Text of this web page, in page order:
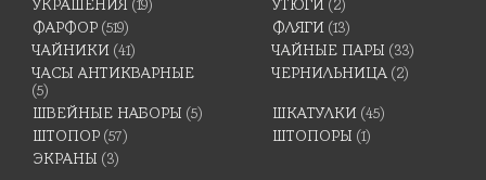
УКРАШЕНИЯ (19) УТЮГИ (2)
ФАРФОР (519) ФЛЯГИ (13)
ЧАЙНИКИ (41) ЧАЙНЫЕ ПАРЫ (33)
ЧАСЫ АНТИКВАРНЫЕ
(5)
ЧЕРНИЛЬНИЦА (2)
ШВЕЙНЫЕ НАБОРЫ (5) ШКАТУЛКИ (45)
ШТОПОР (57) ШТОПОРЫ (1)
ЭКРАНЫ (3)